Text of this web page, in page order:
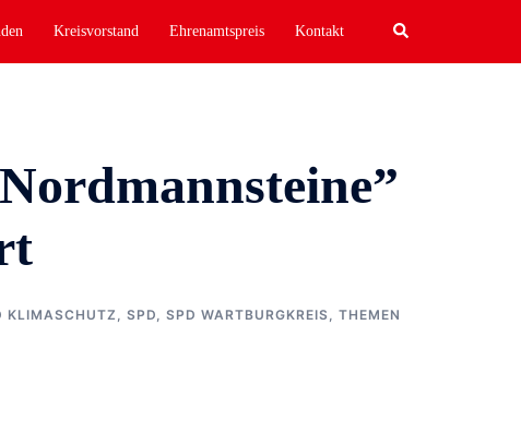
Kreisvorstand Ehrenamtspreis Kontakt Search
KLIMASCHUTZ SPD SPD WARTBURGKREIS THEMEN